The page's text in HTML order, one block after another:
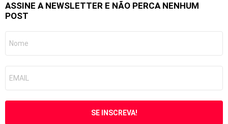
ASSINE A NEWSLETTER E NÃO PERCA NENHUM
POST